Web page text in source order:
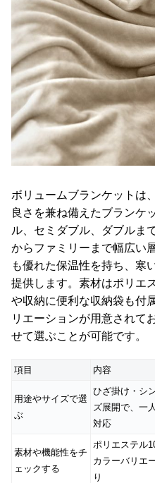
ボリュームブランケットは
良さを兼ね備えたブランケ
ル、セミダブル、ダブルま
からファミリーまで幅広い
も優れた保温性を持ち、寒
提供します。素材はポリエ
や収納に便利な収納袋も付
リエーションが用意されて
せて選ぶことが可能です。
項目 内容
用途やサイズで選
ぶ
ひざ掛け・シ
ズ展開で、一
対応
素材や機能性をチ
ェックする
ポリエステル
カラーバリエ
り